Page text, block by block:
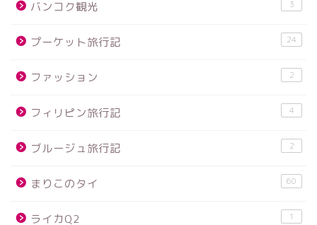
バンコク観光 3
プーケット旅行記 24
ファッション 2
フィリピン旅行記 4
ブルージュ旅行記 2
まりこのタイ 60
ライカQ2 1